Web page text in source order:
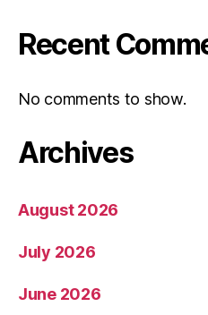
Recent
No comments to show.
Archives
August 2026
July 2026
June 2026